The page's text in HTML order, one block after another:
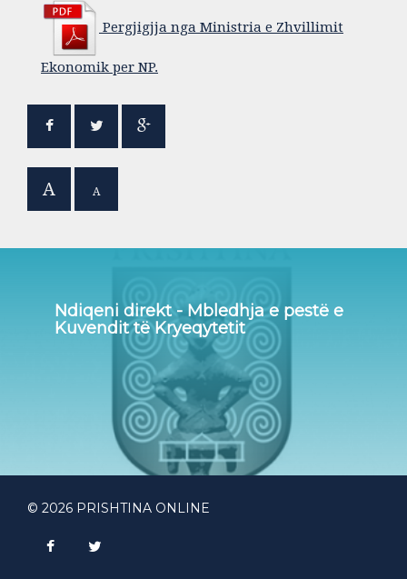
Pergjigjja nga Ministria e Zhvillimit
Ekonomik per NP.
A A
Ndiqeni direkt - Mbledhja e pestë e
Kuvendit të Kryeqytetit
© 2026 PRISHTINA ONLINE